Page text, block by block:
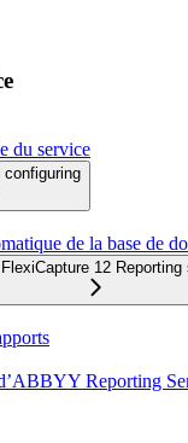
du service
configuring
de la base de
12 Reporting
Reporting